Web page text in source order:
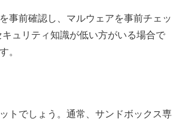
事前確認し、マルウェアを事前チェッ
キュリティ知識が低い方がいる場合で
。
トでしょう。通常、サンドボックス専